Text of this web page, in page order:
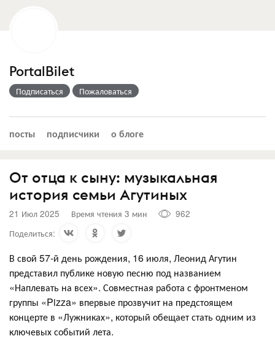
PortalBilet
Подписаться Пожаловаться
посты подписчики о блоге
От отца к сыну: музыкальная
история семьи Агутиных
21 Июл 2025 Время чтения 3 мин
962
Поделиться:
В свой 57-й день рождения, 16 июля, Леонид Агутин
представил публике новую песню под названием
«Наплевать на всех». Совместная работа с фронтменом
группы «Pizza» впервые прозвучит на предстоящем
концерте в «Лужниках», который обещает стать одним из
ключевых событий лета.